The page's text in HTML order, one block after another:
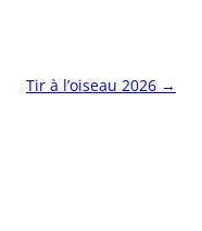
Tir à l’oiseau 2026 →